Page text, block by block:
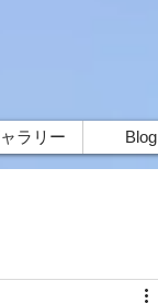
ラリー Blog